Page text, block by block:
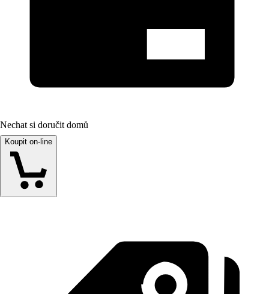
Nechat si doručit domů
Koupit on-line